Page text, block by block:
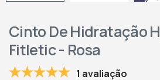
Cinto De Hidratação
Fitletic - Rosa
1 avaliação